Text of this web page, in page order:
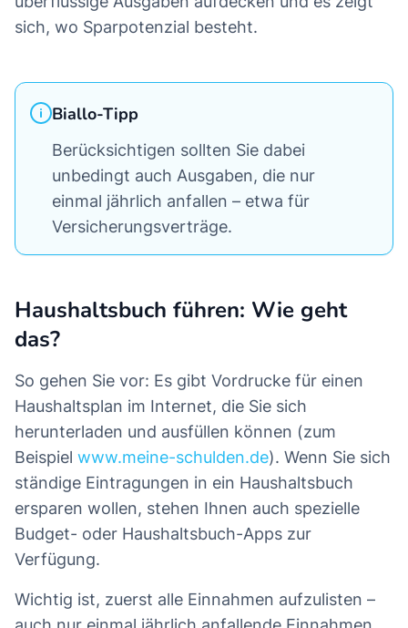
sich, wo Sparpotenzial besteht.
Biallo-Tipp
Berücksichtigen sollten Sie dabei
unbedingt auch Ausgaben, die nur
einmal jährlich anfallen – etwa für
Versicherungsverträge.
Haushaltsbuch führen: Wie geht
das?
So gehen Sie vor: Es gibt Vordrucke für einen
Haushaltsplan im Internet, die Sie sich
herunterladen und ausfüllen können (zum
Beispiel www.meine-schulden.de). Wenn Sie sich
ständige Eintragungen in ein Haushaltsbuch
ersparen wollen, stehen Ihnen auch spezielle
Budget- oder Haushaltsbuch-Apps zur
Verfügung.
Wichtig ist, zuerst alle Einnahmen aufzulisten –